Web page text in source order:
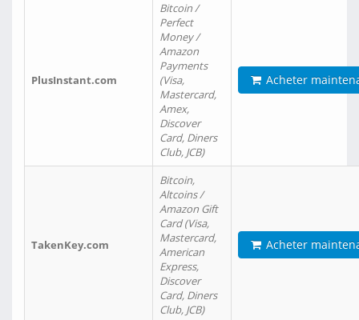
PlusInstant.com
Bitcoin /
Perfect
Money /
Amazon
Payments
(Visa,
Mastercard,
Amex,
Discover
Card, Diners
Club, JCB)
Acheter
TakenKey.com
Bitcoin,
Altcoins /
Amazon Gift
Card (Visa,
Mastercard,
American
Express,
Discover
Card, Diners
Club, JCB)
Acheter